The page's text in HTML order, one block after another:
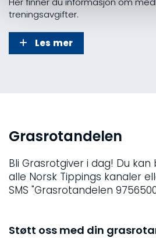
treningsavgifter.
Les mer
Grasrotandelen
Bli Grasrotgiver i dag! Du
alle Norsk Tippings kanaler
SMS "Grasrotandelen
Støtt oss med din